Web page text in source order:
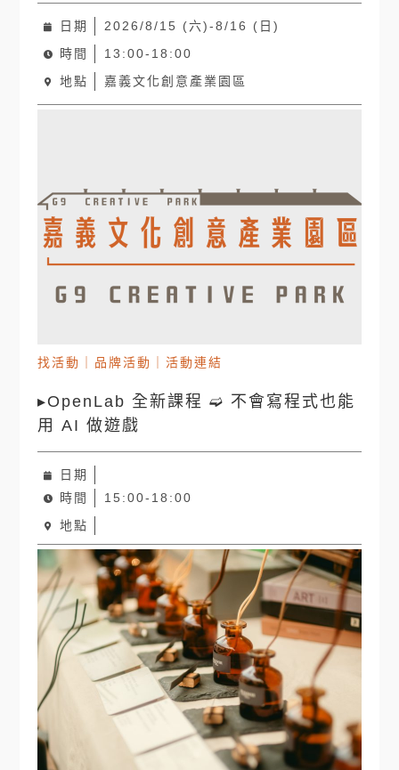
日期
2026/8/15 (六)-8/16 (日)
時間
13:00-18:00
地點
嘉義文化創意產業園區
找活動 品牌活動 ｜活動連結
▸OpenLab 全新課程 ➫ 不會寫程式也能
用 AI 做遊戲
日期
時間
15:00-18:00
地點